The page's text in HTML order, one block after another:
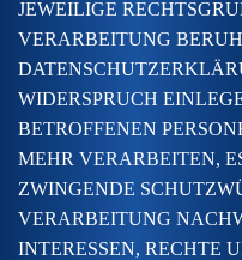
JEWEILIGE
VERARBEITUNG
WIDERSPRUCH
BETROFFENEN
MEHR VERARBEITEN,
ZWINGENDE
VERARBEITUNG
INTERESSEN, RECHTE